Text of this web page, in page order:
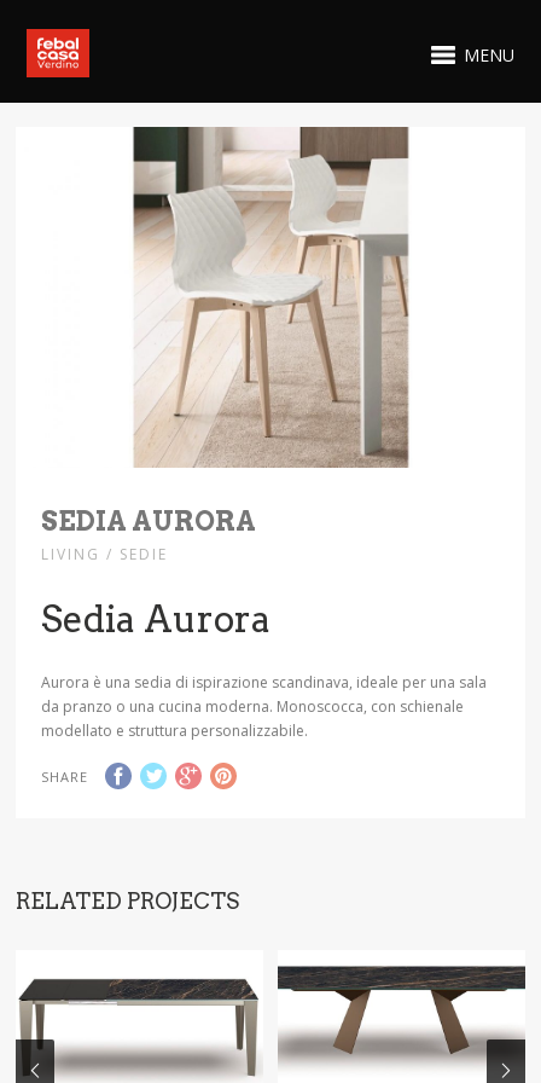
MENU
SEDIA AURORA
LIVING / SEDIE
Sedia Aurora
Aurora è una sedia di ispirazione scandinava, ideale per una sala
da pranzo o una cucina moderna. Monoscocca, con schienale
modellato e struttura personalizzabile.
SHARE
RELATED PROJECTS